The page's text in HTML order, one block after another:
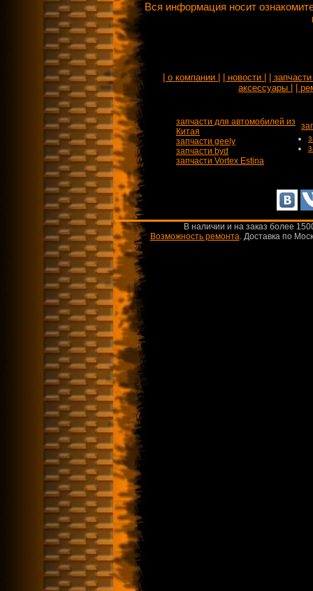
Вся информация носит
| о компании | | новости |
|
аксессуары |
|
запчасти для автомобилей из
Китая
запчасти geely
запчасти byd
запчасти Vortex Estina
В наличии и на заказ более
Возможность ремонта.Доставка по